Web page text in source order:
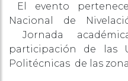
El evento
Nacional de
Jornada
participación de las
Politécnicas de las